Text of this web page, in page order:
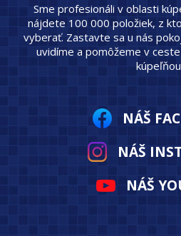
Sme profesionáli v oblasti
nájdete 100 000 položiek, z
vyberať. Zastavte sa u nás
uvidíme a pomôžeme v
NÁŠ
NÁŠ
NÁŠ